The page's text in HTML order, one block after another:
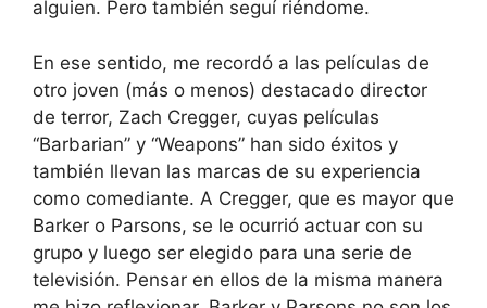
alguien. Pero también seguí riéndome.
En ese sentido, me recordó a las películas de
otro joven (más o menos) destacado director
de terror, Zach Cregger, cuyas películas
“Barbarian” y “Weapons” han sido éxitos y
también llevan las marcas de su experiencia
como comediante. A Cregger, que es mayor que
Barker o Parsons, se le ocurrió actuar con su
grupo y luego ser elegido para una serie de
televisión. Pensar en ellos de la misma manera